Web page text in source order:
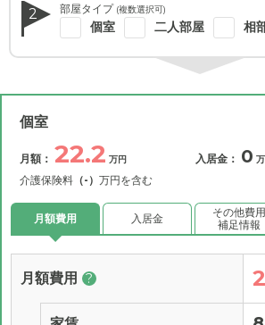
2 部屋タイプ (複数選択可)
個室 二人部屋 相
個室
月額： 22.2 万円
介護保険料 （-） 万円を含む
入居金： 0
月額費用 入居金
その他費用
補足情報
月額費用 ?